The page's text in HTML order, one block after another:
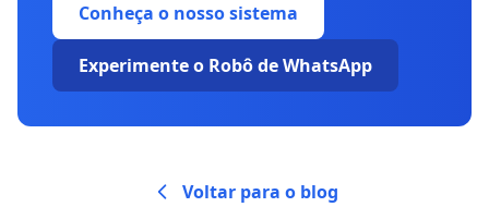
Conheça o nosso sistema
Experimente o Robô de WhatsApp
Voltar para o blog